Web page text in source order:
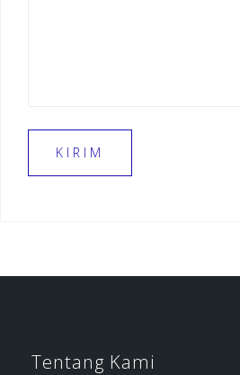
Tentang Kami